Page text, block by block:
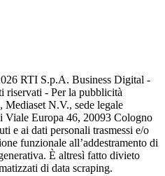
RTI S.p.A. Business Digital -
riservati - Per la pubblicità
N.V., sede legale
Viale Europa 46, 20093 Cologno
e ai dati personali trasmessi e/o
funzionale all’addestramento di
È altresì fatto divieto
di data scraping.